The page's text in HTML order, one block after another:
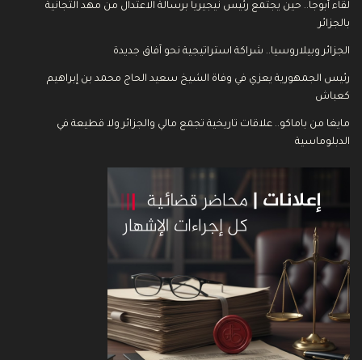
لقاء أبوجا.. حين يجتمع رئيس نيجيريا برسالة الاعتدال من مهد التجانية
بالجزائر
الجزائر وبيلاروسيا.. شراكة استراتيجية نحو آفاق جديدة
رئيس الجمهورية يعزي في وفاة الشيخ سعيد الحاج محمد بن إبراهيم
كعباش
مايغا من باماكو.. علاقات تاريخية تجمع مالي والجزائر ولا قطيعة في
الدبلوماسية